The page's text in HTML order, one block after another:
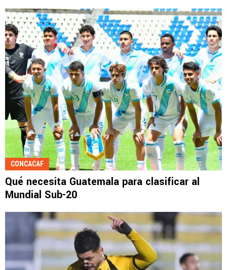
CONCACAF
Qué necesita Guatemala para clasificar al
Mundial Sub-20